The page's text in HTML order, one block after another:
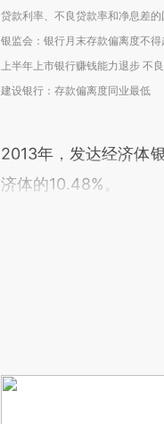
贷款利率、不良贷款率和净息差
银监会：银行月末存款偏离度不得
上半年上市银行赚钱能力退步 不
建设银行：存款偏离度同业最低
2013年，发达经济体
济体的10.48%。